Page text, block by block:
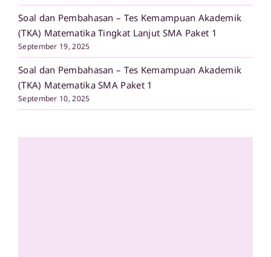
Soal dan Pembahasan – Tes Kemampuan Akademik
(TKA) Matematika Tingkat Lanjut SMA Paket 1
September 19, 2025
Soal dan Pembahasan – Tes Kemampuan Akademik
(TKA) Matematika SMA Paket 1
September 10, 2025